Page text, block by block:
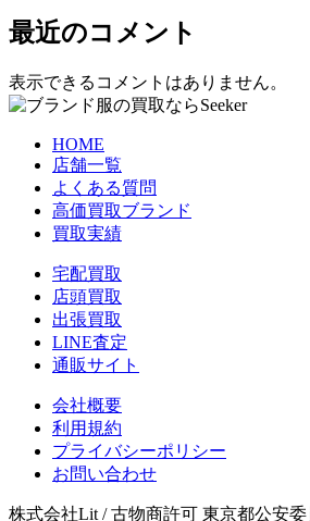
最近のコメント
表示できるコメントはありません。
HOME
店舗一覧
よくある質問
高価買取ブランド
買取実績
宅配買取
店頭買取
出張買取
LINE査定
通販サイト
会社概要
利用規約
プライバシーポリシー
お問い合わせ
株式会社Lit / 古物商許可 東京都公安委